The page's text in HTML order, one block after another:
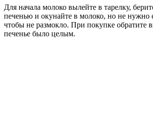
Для начала молоко вылейте в тарелку,
печенью и окунайте в молоко, но не нужно
чтобы не размокло. При покупке обратите
печенье было целым.